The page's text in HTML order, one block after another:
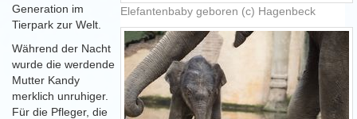
Elefantenbaby geboren (c) Hagenbeck
Generation im
Tierpark zur Welt.
Während der Nacht
wurde die werdende
Mutter Kandy
merklich unruhiger.
Für die Pfleger, die